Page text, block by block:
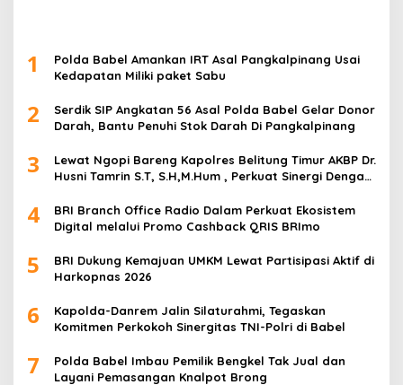
1
Polda Babel Amankan IRT Asal Pangkalpinang Usai
Kedapatan Miliki paket Sabu
2
Serdik SIP Angkatan 56 Asal Polda Babel Gelar Donor
Darah, Bantu Penuhi Stok Darah Di Pangkalpinang
3
Lewat Ngopi Bareng Kapolres Belitung Timur AKBP Dr.
Husni Tamrin S.T, S.H,M.Hum , Perkuat Sinergi Dengan
4
BRI Branch Office Radio Dalam Perkuat Ekosistem
Digital melalui Promo Cashback QRIS BRImo
5
BRI Dukung Kemajuan UMKM Lewat Partisipasi Aktif di
Harkopnas 2026
6
Kapolda-Danrem Jalin Silaturahmi, Tegaskan
Komitmen Perkokoh Sinergitas TNI-Polri di Babel
7
Polda Babel Imbau Pemilik Bengkel Tak Jual dan
Layani Pemasangan Knalpot Brong